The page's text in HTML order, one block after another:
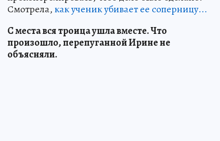
Смотрела,как ученик убивает ее соперницу...
С места вся троица ушла вместе. Что
произошло, перепуганной Ирине не
объясняли.